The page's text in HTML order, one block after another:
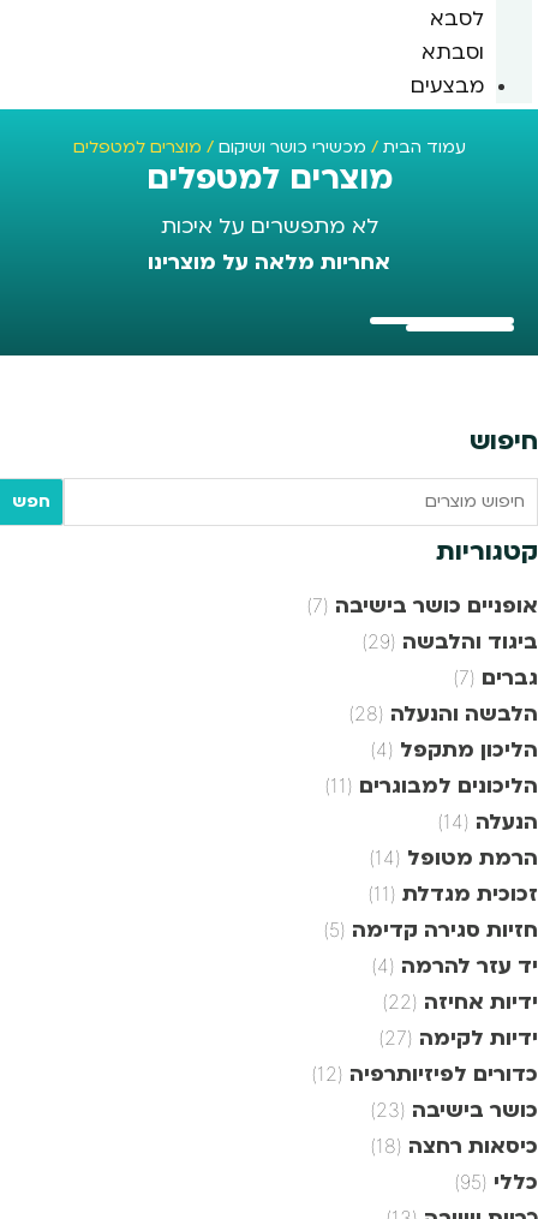
לסבא
וסבתא
מבצעים
עמוד הבית / מכשירי כושר ושיקום / מוצרים למטפלים
מוצרים למטפלים
לא מתפשרים על איכות
אחריות מלאה על מוצרינו
חיפוש
Search
text
חפש
קטגוריות
אופניים כושר בישיבה (7)
ביגוד והלבשה (29)
גברים (7)
הלבשה והנעלה (28)
הליכון מתקפל (4)
הליכונים למבוגרים (11)
הנעלה (14)
הרמת מטופל (14)
זכוכית מגדלת (11)
חזיות סגירה קדימה (5)
יד עזר להרמה (4)
ידיות אחיזה (22)
ידיות לקימה (27)
כדורים לפיזיותרפיה (12)
כושר בישיבה (23)
כיסאות רחצה (18)
כללי (95)